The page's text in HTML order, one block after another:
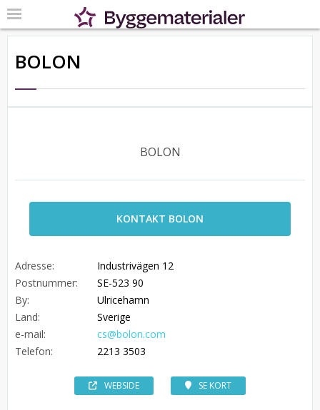
BOLON
BOLON
KONTAKT BOLON
Adresse:
Industrivägen 12
Postnummer:
SE-523 90
By:
Ulricehamn
Land:
Sverige
e-mail:
cs@bolon.com
Telefon:
2213 3503
WEBSIDE SE KORT